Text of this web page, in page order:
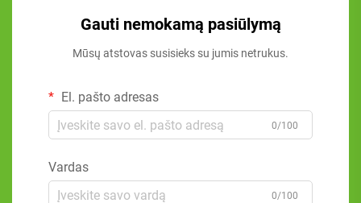
Gauti nemokamą pasiūlymą
Mūsų atstovas susisieks su jumis netrukus.
El. pašto adresas
0/100
Vardas
0/100